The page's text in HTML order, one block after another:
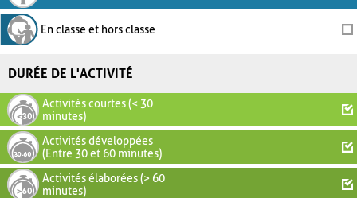
En classe et hors classe
DURÉE DE L'ACTIVITÉ
Activités courtes (< 30
minutes)
Activités développées
(Entre 30 et 60 minutes)
Activités élaborées (> 60
minutes)